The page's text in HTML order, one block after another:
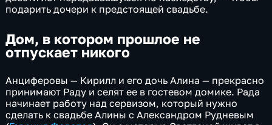
подарить дочери к предстоящей свадьбе.
Дом, в котором прошлое не
отпускает никого
Анциферовы — Кирилл и его дочь Алина — прекрасно
принимают Раду и селят ее в гостевом домике. Рада
начинает работу над сервизом, который нужно
сделать к свадьбе Алины с Александром Рудневым